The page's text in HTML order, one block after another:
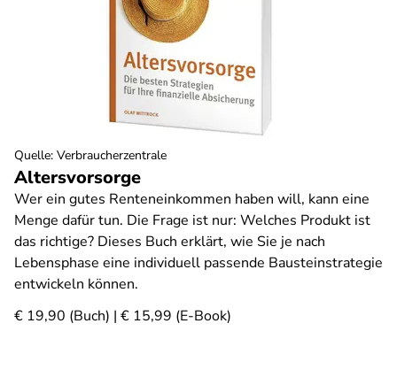
Altersvorsorge
Wer ein gutes Renteneinkommen haben will, kann eine
Menge dafür tun. Die Frage ist nur: Welches Produkt ist
das richtige? Dieses Buch erklärt, wie Sie je nach
Lebensphase eine individuell passende Bausteinstrategie
entwickeln können.
€ 19,90 (Buch) | € 15,99 (E-Book)
Quelle: Verbraucherzentrale